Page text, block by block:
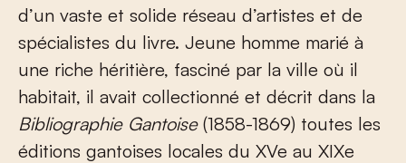
d’un vaste et solide réseau d’artistes et de
spécialistes du livre. Jeune homme marié à
une riche héritière, fasciné par la ville où il
habitait, il avait collectionné et décrit dans la
Bibliographie Gantoise(1858-1869) toutes les
éditions gantoises locales du XVe au XIXe